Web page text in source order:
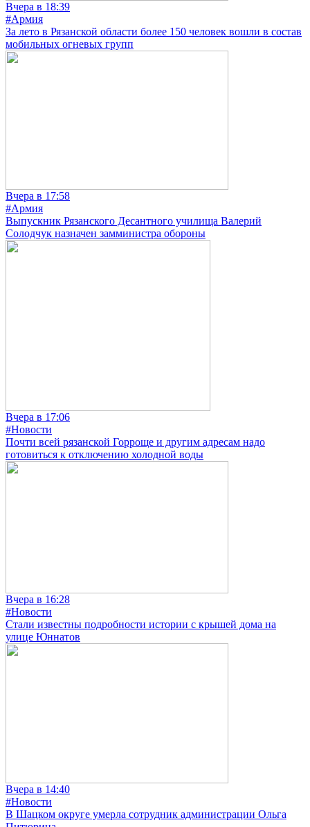
Вчера в 18:39
#Армия
За лето в Рязанской области более 150 человек вошли в состав
мобильных огневых групп
Вчера в 17:58
#Армия
Выпускник Рязанского Десантного училища Валерий
Солодчук назначен замминистра обороны
Вчера в 17:06
#Новости
Почти всей рязанской Горроще и другим адресам надо
готовиться к отключению холодной воды
Вчера в 16:28
#Новости
Стали известны подробности истории с крышей дома на
улице Юннатов
Вчера в 14:40
#Новости
В Шацком округе умерла сотрудник администрации Ольга